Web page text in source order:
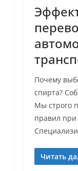
Почему
спирта?
Мы строго
правил при
Читать